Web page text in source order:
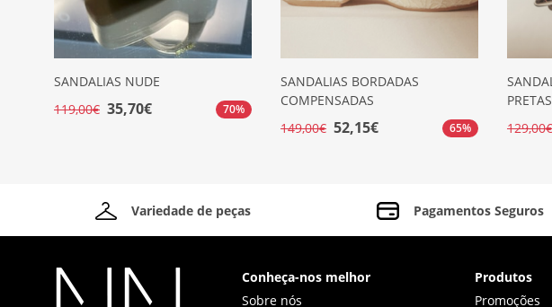
SANDALIAS NUDE
119,00€ 35,70€ 70%
SANDALIAS BORDADAS
COMPENSADAS
149,00€ 52,15€ 65%
PRETAS
129,00€
Variedade de peças Pagamentos Seguros
Conheça-nos melhor
Sobre nós
Produtos
Promoções